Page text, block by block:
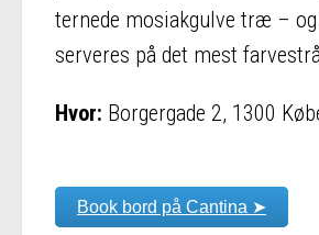
ternede mosiakgulve træ –
serveres på det mest
Hvor: Borgergade 2, 1300
Book bord på Cantina ➤